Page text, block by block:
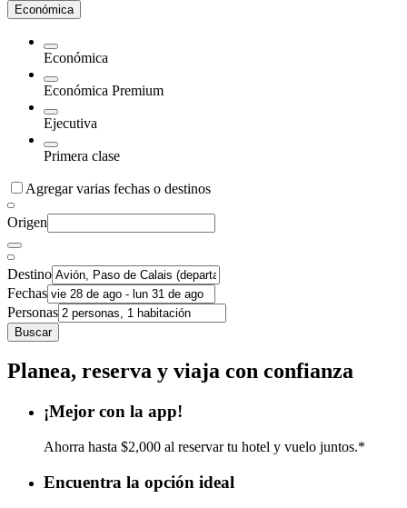
Económica
Económica
Económica Premium
Ejecutiva
Primera clase
Agregar varias fechas o destinos
Origen
Destino
Fechas
Personas
Buscar
Planea, reserva y viaja con confianza
¡Mejor con la app!
Ahorra hasta $2,000 al reservar tu hotel y vuelo juntos.*
Encuentra la opción ideal